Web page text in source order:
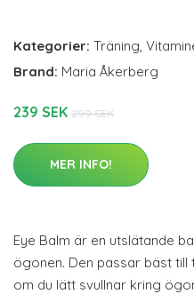
Kategorier: Träning,
Brand: Maria Åkerberg
239 SEK 299 SEK
MER INFO!
Eye Balm är en utslätande
ögonen. Den passar bäst
om du lätt svullnar kring